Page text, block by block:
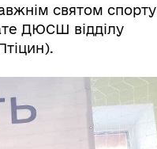
святом спорту
ДЮСШ відділу